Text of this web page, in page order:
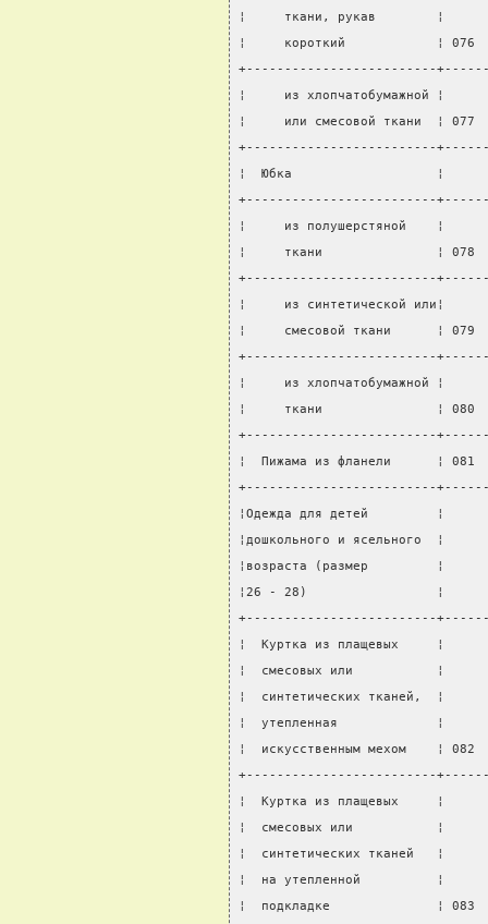
¦     ткани, рукав
¦     короткий            ¦
+-------------------------
¦     из
¦     или смесовой ткани
+-------------------------
¦  Юбка                   ¦
+-------------------------
¦     из полушерстяной
¦     ткани               ¦
+-------------------------
¦     из синтетической
¦     смесовой ткани
+-------------------------
¦     из
¦     ткани               ¦
+-------------------------
¦  Пижама из фланели
+-------------------------
¦Одежда для детей
¦дошкольного и
¦возраста (размер
¦26 - 28)                 ¦
+-------------------------
¦  Куртка из плащевых
¦  смесовых или
¦  синтетических
¦  утепленная
¦  искусственным мехом
+-------------------------
¦  Куртка из плащевых
¦  смесовых или
¦  синтетических
¦  на утепленной
¦  подкладке              ¦